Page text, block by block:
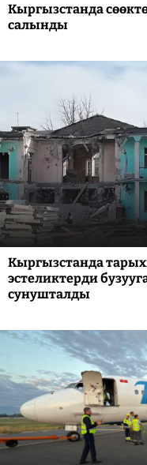
Кыргызстанда
салынды
Кыргызстанда
эстеликтерди
сунушталды